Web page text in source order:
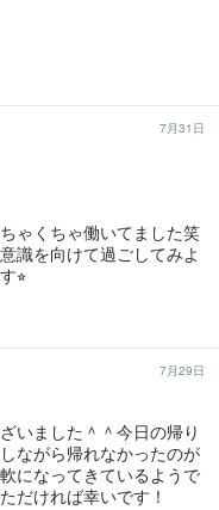
7月31日
ゃくちゃ働いてました笑
識を向けて過ごしてみよ
⭐︎
7月29日
いました＾＾今日の帰り
ながら帰れなかったのが
になってきているようで
だければ幸いです！